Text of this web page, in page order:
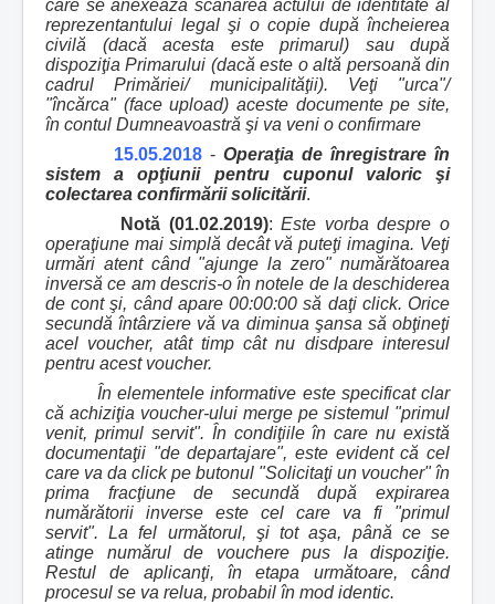
care se anexează scanarea actului de identitate al
reprezentantului legal şi o copie după încheierea
civilă (dacă acesta este primarul) sau după
dispoziţia Primarului (dacă este o altă persoană din
cadrul Primăriei/ municipalităţii). Veţi "urca"/
"încărca" (face upload) aceste documente pe site,
în contul Dumneavoastră şi va veni o confirmare
15.05.2018 -Operaţia de înregistrare în
sistem a opţiunii pentru cuponul valoric şi
colectarea confirmării solicitării.
Notă (01.02.2019):Este vorba despre o
operaţiune mai simplă decât vă puteţi imagina. Veţi
urmări atent când "ajunge la zero" numărătoarea
inversă ce am descris-o în notele de la deschiderea
de cont şi, când apare 00:00:00 să daţi click. Orice
secundă întârziere vă va diminua şansa să obţineţi
acel voucher, atât timp cât nu disdpare interesul
pentru acest voucher.
În elementele informative este specificat clar
că achiziţia voucher-ului merge pe sistemul "primul
venit, primul servit". În condiţiile în care nu există
documentaţii "de departajare", este evident că cel
care va da click pe butonul "Solicitaţi un voucher" în
prima fracţiune de secundă după expirarea
numărătorii inverse este cel care va fi "primul
servit". La fel următorul, şi tot aşa, până ce se
atinge numărul de vouchere pus la dispoziţie.
Restul de aplicanţi, în etapa următoare, când
procesul se va relua, probabil în mod identic.